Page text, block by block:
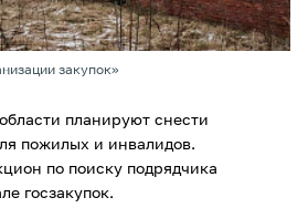
закупок»
планируют снести
пожилых и инвалидов.
по поиску подрядчика
госзакупок.